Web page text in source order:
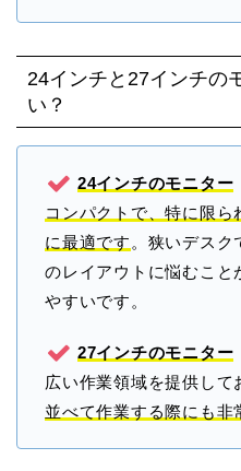
24インチと27インチの
い？
24インチのモニター
コンパクトで、特に限
に最適です 。狭いデスク
のレイアウトに悩むこと
やすいです。
27インチのモニター
広い作業領域を提供して
並べて作業する際にも非